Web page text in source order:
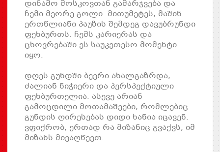
დინამო მოსკოვთან გამარჯვება და
ჩემი მეორე გოლი. მითუმეტეს, მაშინ
ერთწლიანი პაუზის შემდეგ დავუბრუნდი
ფეხბურთს. ჩემს კარიერას და
ცხოვრებაში ეს საუკეთესო მომენტი
იყო.
დღეს გუნდში ბევრი ახალგაზრდა,
ძალიან ნიჭიერი და პერსპექტიული
ფეხბურთელია. ასევე არიან
გამოცდილი მოთამაშეები, რომლებიც
გუნდის ღირესებას დიდი ხანია იცავენ.
ვფიქრობ, ერთად რა მიზანიც გვაქვს, იმ
მიზანს მივაღწევთ.